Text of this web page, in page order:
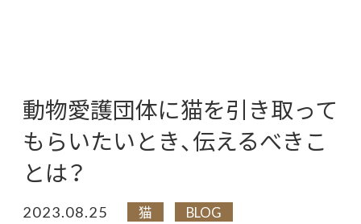
動物愛護団体に猫を引き取って
もらいたいとき、伝えるべきこ
とは？
2023.08.25 猫 BLOG